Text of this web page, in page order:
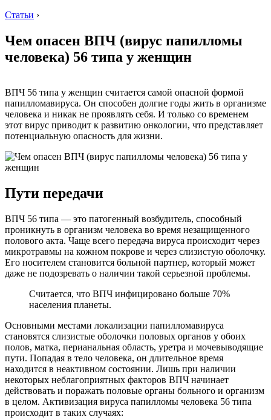
Статьи ›
Чем опасен ВПЧ (вирус папилломы
человека) 56 типа у женщин
ВПЧ 56 типа у женщин считается самой опасной формой
папилломавируса. Он способен долгие годы жить в организме
человека и никак не проявлять себя. И только со временем
этот вирус приводит к развитию онкологии, что представляет
потенциальную опасность для жизни.
Пути передачи
ВПЧ 56 типа — это патогенный возбудитель, способный
проникнуть в организм человека во время незащищенного
полового акта. Чаще всего передача вируса происходит через
микротравмы на кожном покрове и через слизистую оболочку.
Его носителем становится больной партнер, который может
даже не подозревать о наличии такой серьезной проблемы.
Считается, что ВПЧ инфицировано больше 70%
населения планеты.
Основными местами локализации папилломавируса
становятся слизистые оболочки половых органов у обоих
полов, матка, перианальная область, уретра и мочевыводящие
пути. Попадая в тело человека, он длительное время
находится в неактивном состоянии. Лишь при наличии
некоторых неблагоприятных факторов ВПЧ начинает
действовать и поражать половые органы больного и организм
в целом. Активизация вируса папилломы человека 56 типа
происходит в таких случаях: